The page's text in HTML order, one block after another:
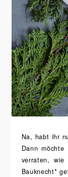
Na, habt ihr
Dann
verraten, wie
Bauknecht*